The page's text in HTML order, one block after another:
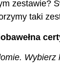
zestawie?
taki
Wybierz